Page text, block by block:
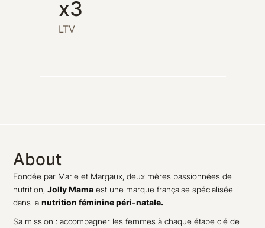
x3
LTV
About
Fondée par Marie et Margaux, deux mères passionnées de
nutrition,Jolly Mama est une marque française spécialisée
dans lanutrition féminine péri-natale.
Sa mission : accompagner les femmes à chaque étape clé de